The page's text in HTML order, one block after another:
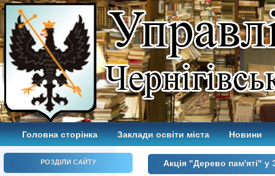
Головна сторінка Заклади освіти міста Новини
РОЗДІЛИ САЙТУ Акція "Дерево пам'яті"